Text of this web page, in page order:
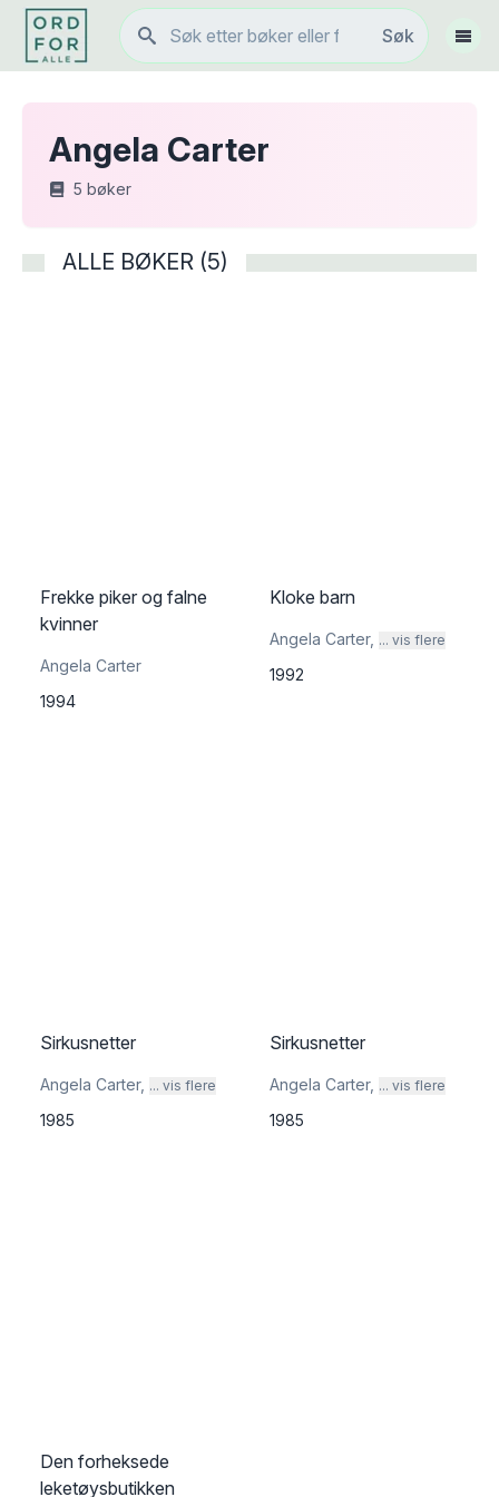
Søk
Søk
Vis
Angela Carter
5 bøker
ALLE BØKER (5)
Frekke piker og falne
kvinner
Angela Carter
1994
Kloke barn
Angela Carter, ... vis flere
1992
Sirkusnetter
Angela Carter, ... vis flere
1985
Sirkusnetter
Angela Carter, ... vis flere
1985
Den forheksede
leketøysbutikken